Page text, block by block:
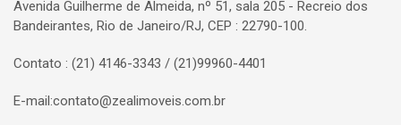
Avenida Guilherme de Almeida, nº 51, sala 205 - Recreio dos
Bandeirantes, Rio de Janeiro/RJ, CEP : 22790-100.
Contato : (21) 4146-3343 / (21)99960-4401
E-mail:contato@zealimoveis.com.br